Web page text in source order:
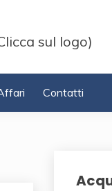
sul logo)
Contatti